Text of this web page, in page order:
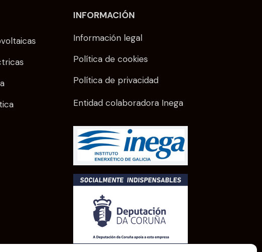
INFORMACIÓN
Información legal
Política de cookies
Política de privacidad
Entidad colaboradora Inega